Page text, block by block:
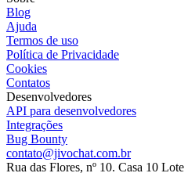
Blog
Ajuda
Termos de uso
Política de Privacidade
Cookies
Contatos
Desenvolvedores
API para desenvolvedores
Integrações
Bug Bounty
contato@jivochat.com.br
Rua das Flores, nº 10. Casa 10